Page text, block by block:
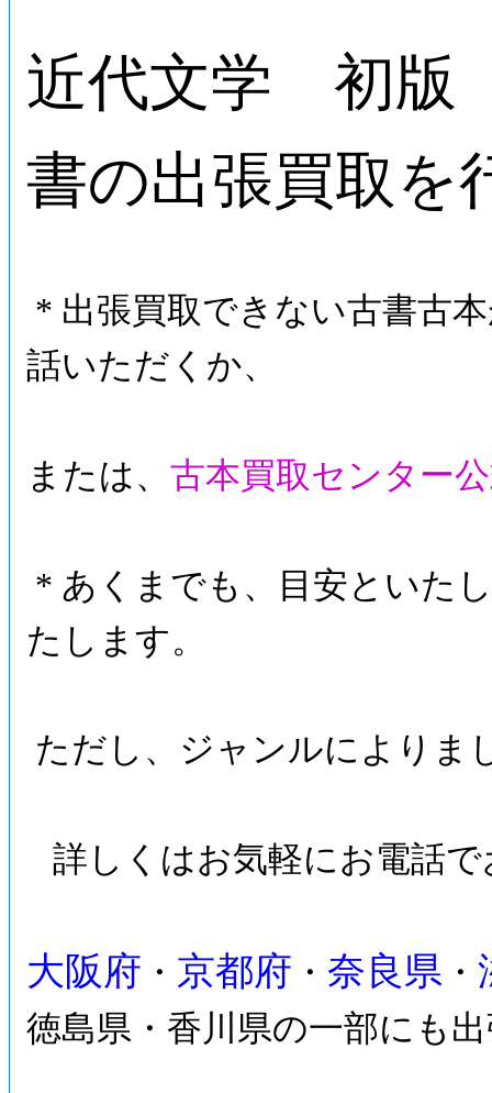
近代文学 初版
書の出張買取を
* 出張買取できない古書古
話いただくか、
または、 古本買取センター
* あくまでも、目安といた
たします。
ただし、ジャンルによりま
詳しくはお気軽にお電話
大阪府 ・ 京都府 ・ 奈良県 ・
徳島県・香川県の一部にも